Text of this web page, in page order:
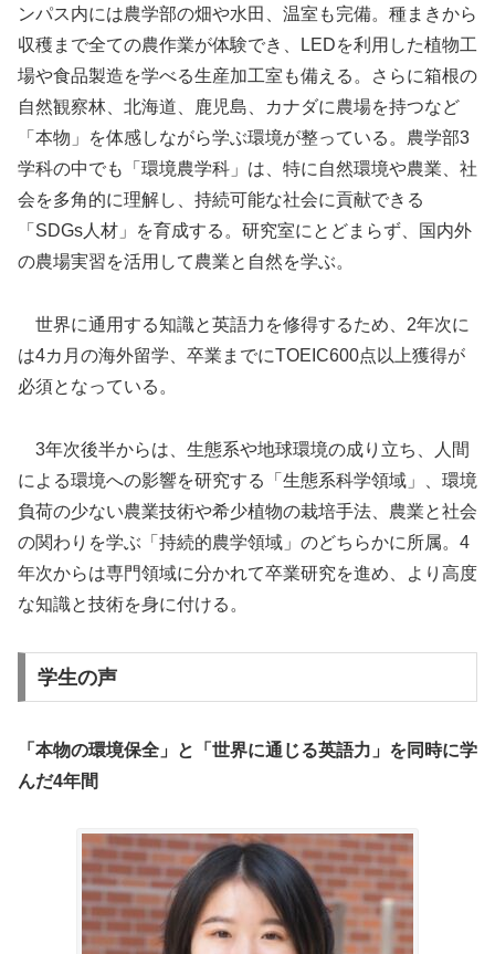
ンパス内には農学部の畑や水田、温室も完備。種まきから
収穫まで全ての農作業が体験でき、LEDを利用した植物工
場や食品製造を学べる生産加工室も備える。さらに箱根の
自然観察林、北海道、鹿児島、カナダに農場を持つなど
「本物」を体感しながら学ぶ環境が整っている。農学部3
学科の中でも「環境農学科」は、特に自然環境や農業、社
会を多角的に理解し、持続可能な社会に貢献できる
「SDGs人材」を育成する。研究室にとどまらず、国内外
の農場実習を活用して農業と自然を学ぶ。
世界に通用する知識と英語力を修得するため、2年次に
は4カ月の海外留学、卒業までにTOEIC600点以上獲得が
必須となっている。
3年次後半からは、生態系や地球環境の成り立ち、人間
による環境への影響を研究する「生態系科学領域」、環境
負荷の少ない農業技術や希少植物の栽培手法、農業と社会
の関わりを学ぶ「持続的農学領域」のどちらかに所属。4
年次からは専門領域に分かれて卒業研究を進め、より高度
な知識と技術を身に付ける。
学生の声
「本物の環境保全」と「世界に通じる英語力」を同時に学
んだ4年間